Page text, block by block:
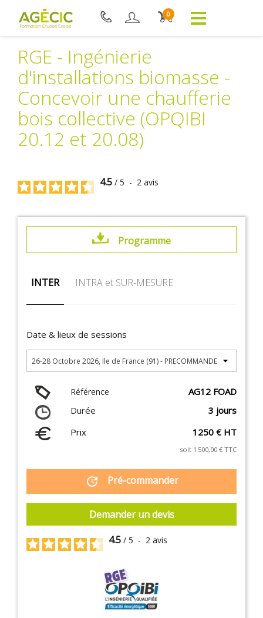
0
RGE - Ingénierie
d'installations biomasse -
Concevoir une chaufferie
bois collective (OPQIBI
20.12 et 20.08)
4.5 / 5 - 2 avis
Programme
INTER INTRA et SUR-MESURE
Date & lieux de sessions
Référence
AG12 FOAD
Durée
3 jours
Prix
1250 € HT
soit 1 500,00 € TTC
update Pré-commander
Demander un devis
4.5 / 5 - 2 avis